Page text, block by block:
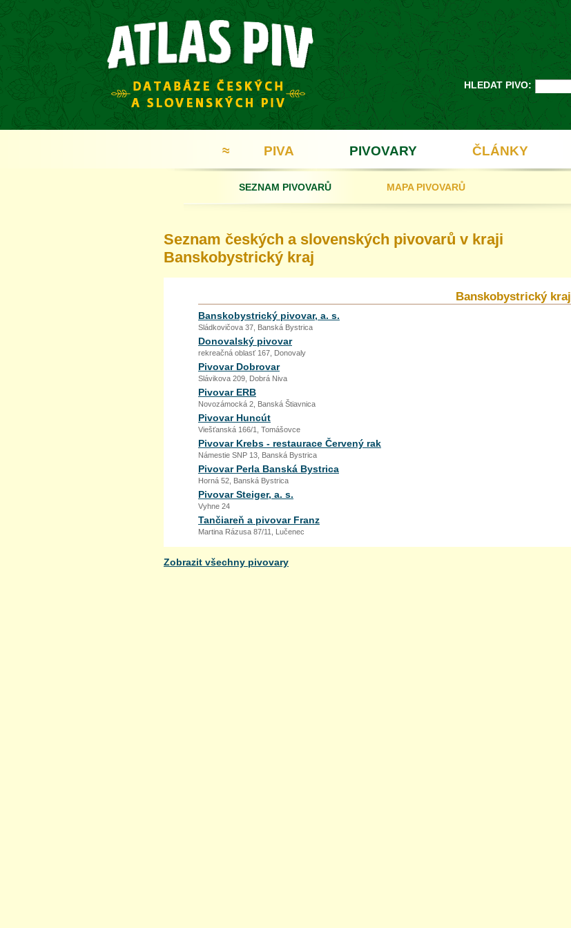
HLEDAT PIVO:
≈ PIVA PIVOVARY
SEZNAM PIVOVARŮ MAPA PIVOVARŮ
ČLÁNKY
Seznam českých a slovenských pivovarů v kraji
Banskobystrický kraj
Banskobystrický kraj
Banskobystrický pivovar, a. s.
Sládkovičova 37, Banská Bystrica
Donovalský pivovar
rekreačná oblasť 167, Donovaly
Pivovar Dobrovar
Slávikova 209, Dobrá Niva
Pivovar ERB
Novozámocká 2, Banská Štiavnica
Pivovar Huncút
Viešťanská 166/1, Tomášovce
Pivovar Krebs - restaurace Červený rak
Námestie SNP 13, Banská Bystrica
Pivovar Perla Banská Bystrica
Horná 52, Banská Bystrica
Pivovar Steiger, a. s.
Vyhne 24
Tančiareň a pivovar Franz
Martina Rázusa 87/11, Lučenec
Zobrazit všechny pivovary